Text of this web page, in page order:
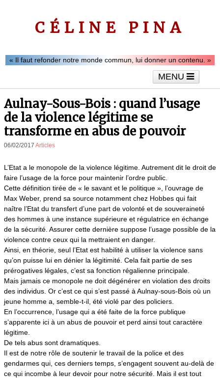
CÉLINE PINA
« Il faut refonder notre monde commun, lui donner un contenu. »
MENU
Interviews Vidéos Articles
Aulnay-Sous-Bois : quand l’usage
de la violence légitime se
transforme en abus de pouvoir
06/02/2017 Articles
L’Etat a le monopole de la violence légitime. Autrement dit le droit de
faire l’usage de la force pour maintenir l’ordre public.
Cette définition tirée de « le savant et le politique », l’ouvrage de
Max Weber, prend sa source notamment chez Hobbes qui fait
naître l’Etat du transfert d’une part de volonté et de souveraineté
des hommes à une instance supérieure et régulatrice en échange
de la sécurité. Assurer cette dernière suppose l’usage possible de la
violence contre ceux qui la mettraient en danger.
Ainsi, en théorie, seul l’Etat est habilité à utiliser la violence sans
qu’on puisse lui en dénier la légitimité. Cela fait partie de ses
prérogatives légales, c’est sa fonction régalienne principale.
Mais jamais ce monopole ne doit dégénérer en violation des droits
des individus. Or c’est ce qui s’est passé à Aulnay-sous-Bois où un
jeune homme a, semble-t-il, été violé par des policiers.
En l’occurrence, l’usage qui a été faite de la force publique
s’apparente ici à un abus de pouvoir et perd ainsi tout caractère
légitime.
De tels abus sont dramatiques.
Il est de notre rôle de soutenir le travail de la police et des
gendarmes qui, ces derniers temps, s’engagent souvent au-delà de
ce qui incombe à leur devoir pour notre sécurité. Mais il est tout